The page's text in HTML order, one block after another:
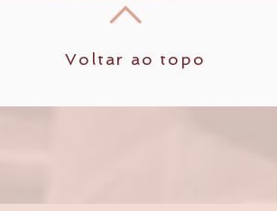
Voltar ao topo